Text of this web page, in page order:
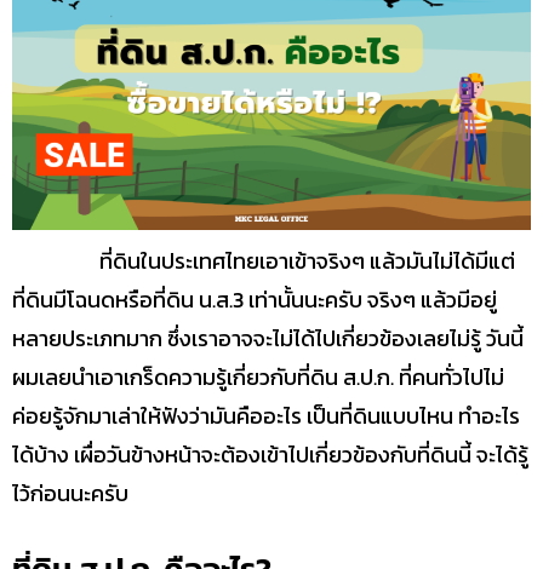
ที่ดินในประเทศไทยเอาเข้าจริงๆ แล้วมันไม่ได้มีแต่
ที่ดินมีโฉนดหรือที่ดิน น.ส.3 เท่านั้นนะครับ จริงๆ แล้วมีอยู่
หลายประเภทมาก ซึ่งเราอาจจะไม่ได้ไปเกี่ยวข้องเลยไม่รู้ วันนี้
ผมเลยนำเอาเกร็ดความรู้เกี่ยวกับที่ดิน ส.ป.ก. ที่คนทั่วไปไม่
ค่อยรู้จักมาเล่าให้ฟังว่ามันคืออะไร เป็นที่ดินแบบไหน ทำอะไร
ได้บ้าง เผื่อวันข้างหน้าจะต้องเข้าไปเกี่ยวข้องกับที่ดินนี้ จะได้รู้
ไว้ก่อนนะครับ